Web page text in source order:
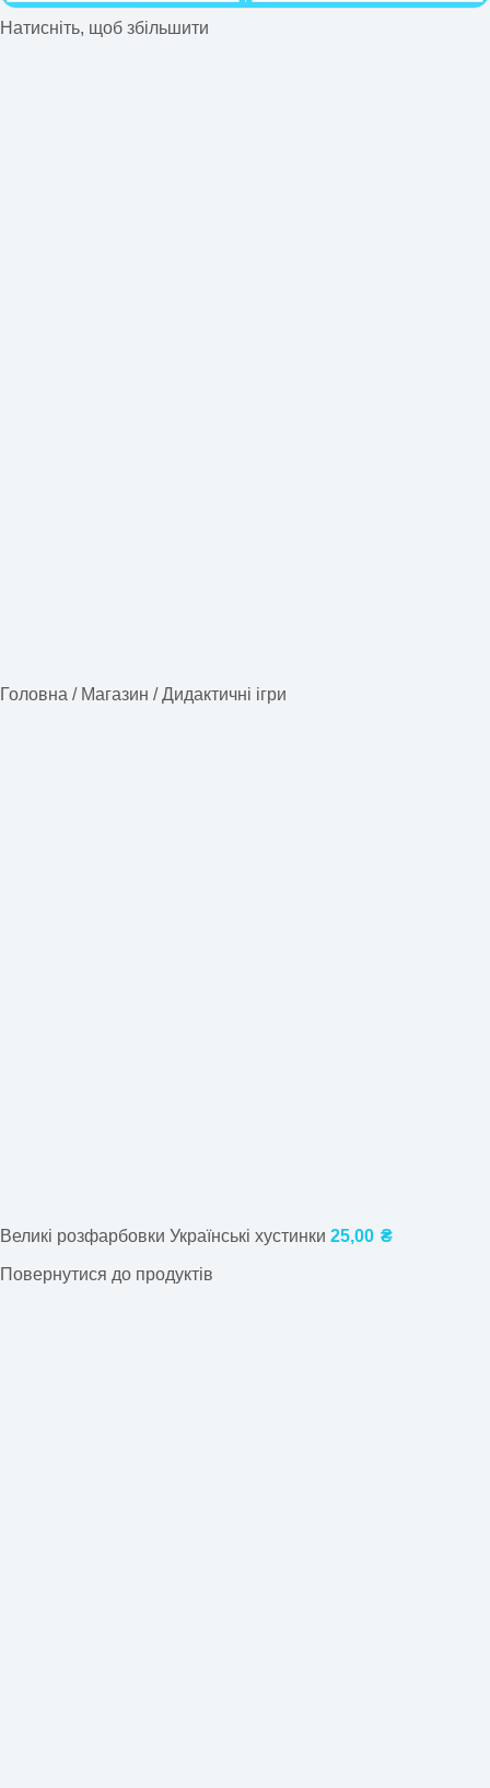
Натисніть, щоб збільшити
Головна / Магазин / Дидактичні ігри
Великі розфарбовки Українські хустинки 25,00 ₴
Повернутися до продуктів